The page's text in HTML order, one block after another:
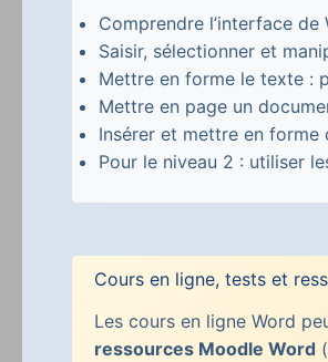
Comprendre l’interface
Saisir, sélectionner et
Mettre en forme le texte :
Mettre en page un
Insérer et mettre en forme
Pour le niveau 2 : utiliser
Cours en ligne, tests et
Les cours en ligne Word
ressources Moodle Word